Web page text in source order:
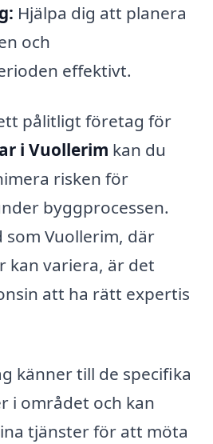
Hjälpa dig att planera
och
effektivt.
pålitligt företag för
i Vuollerim kan du
risken för
byggprocessen.
som Vuollerim, där
kan variera, är det
att ha rätt expertis
känner till de specifika
i området och kan
tjänster för att möta